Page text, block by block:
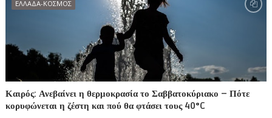
ΕΛΛΑΔΑ-ΚΟΣΜΟΣ
Καιρός: Ανεβαίνει η θερμοκρασία το Σαββατοκύριακο – Πότε
κορυφώνεται η ζέστη και πού θα φτάσει τους 40°C